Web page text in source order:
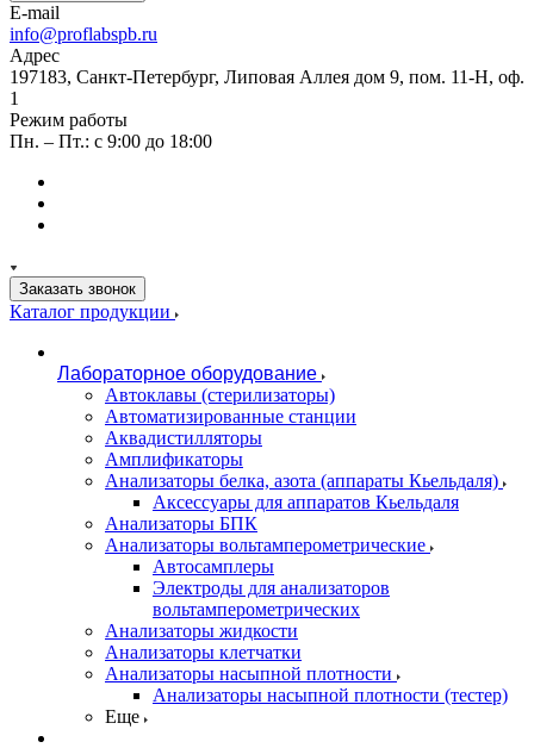
E-mail
info@proflabspb.ru
Адрес
197183, Санкт-Петербург, Липовая Аллея дом 9, пом. 11-Н, оф.
1
Режим работы
Пн. – Пт.: с 9:00 до 18:00
Заказать звонок
Каталог продукции
Лабораторное оборудование
Автоклавы (стерилизаторы)
Автоматизированные станции
Аквадистилляторы
Амплификаторы
Анализаторы белка, азота (аппараты Кьельдаля)
Аксессуары для аппаратов Кьельдаля
Анализаторы БПК
Анализаторы вольтамперометрические
Автосамплеры
Электроды для анализаторов
вольтамперометрических
Анализаторы жидкости
Анализаторы клетчатки
Анализаторы насыпной плотности
Анализаторы насыпной плотности (тестер)
Еще